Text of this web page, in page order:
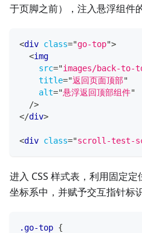
于页脚之前），注入悬浮组件
<div class="go-top">
<img
src="images/back-to-
title="返回页面顶部"
alt="悬浮返回顶部组件"
/>
</div>
<div class="scroll-test-
进入 CSS 样式表，利用固定
坐标系中，并赋予交互指针标
.go-top {